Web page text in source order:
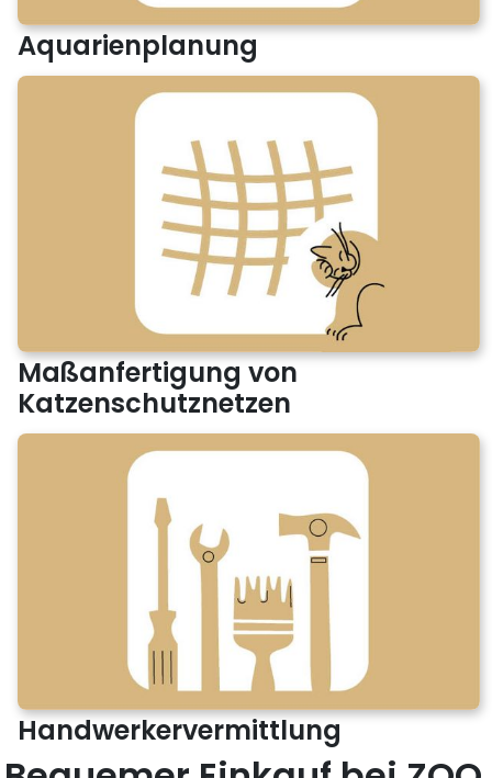
Aquarienplanung
Maßanfertigung von
Katzenschutznetzen
Handwerkervermittlung